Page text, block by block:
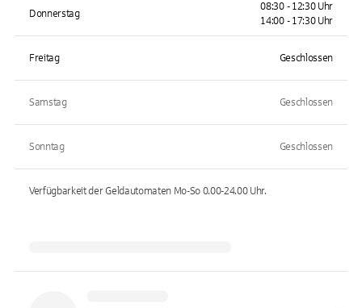
Donnerstag
08:30 - 12:30 Uhr
14:00 - 17:30 Uhr
Freitag Geschlossen
Samstag Geschlossen
Sonntag Geschlossen
Verfügbarkeit der Geldautomaten Mo-So 0.00-24.00Uhr.